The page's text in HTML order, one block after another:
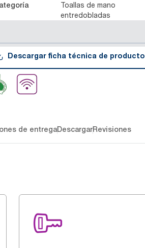
Toallas de mano
entredobladas
Descargar ficha técnica de producto
de entregaDescargarRevisiones